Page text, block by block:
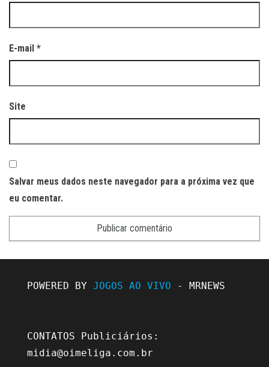
E-mail *
Site
Salvar meus dados neste navegador para a próxima vez que
eu comentar.
POWERED BY JOGOS AO VIVO - MRNEWS
midia@oimeliga.com.br